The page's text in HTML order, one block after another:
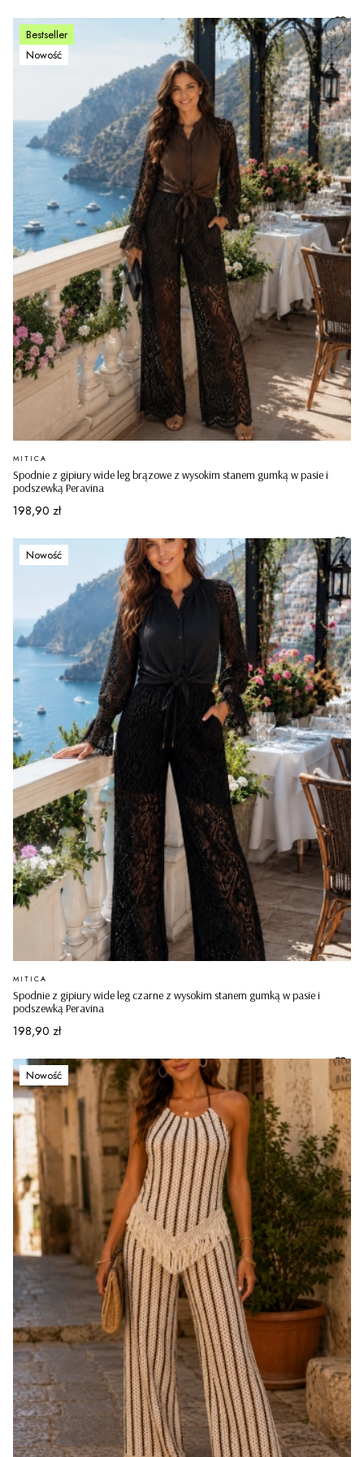
Bestseller
Nowość
Spodnie z gipiury wide leg brązowe z wysokim stanem gumką w pasie i
podszewką Peravina
PRODUCENT
MITICA
Cena
198,90 zł
Nowość
Spodnie z gipiury wide leg czarne z wysokim stanem gumką w pasie i
podszewką Peravina
PRODUCENT
MITICA
Cena
198,90 zł
Nowość